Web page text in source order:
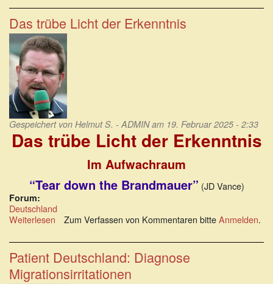
„Volksverpetzer“
als
Volksverhetzer
–
und
Volksverdummer
Das trübe Licht der Erkenntnis
Gespeichert von Helmut S. - ADMINam 19. Februar 2025 - 2:33
Das trübe Licht der Erkenntnis
Im Aufwachraum
“Tear down the Brandmauer” (JD Vance)
Forum:
Deutschland
Weiterlesen über
trübe
Licht
der
Erkenntnis
Zum Verfassen von Kommentaren bitteAnmelden.
Patient Deutschland: Diagnose
Migrationsirritationen